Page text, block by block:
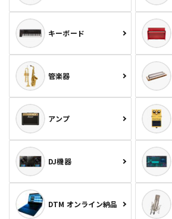
キーボード
管楽器
アンプ
DJ機器
DTM オンライン納品